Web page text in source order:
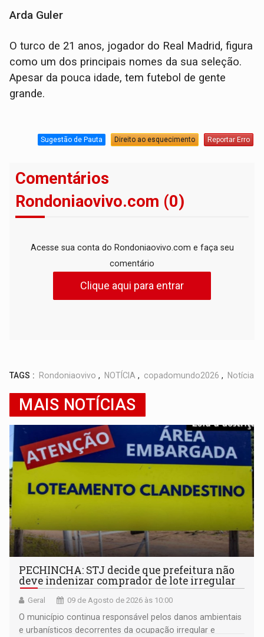
Arda Guler
O turco de 21 anos, jogador do Real Madrid, figura
como um dos principais nomes da sua seleção.
Apesar da pouca idade, tem futebol de gente
grande.
Sugestão de Pauta Direito ao esquecimento Reportar Erro
Comentários
Rondoniaovivo.com (0)
Acesse sua conta do Rondoniaovivo.com e faça seu
comentário
Clique aqui para entrar
TAGS : Rondoniaovivo , NOTÍCIA , copadomundo2026 , Notícia
MAIS NOTÍCIAS
PECHINCHA: STJ decide que prefeitura não
deve indenizar comprador de lote irregular
Geral 09 de Agosto de 2026 às 10:00
O município continua responsável pelos danos ambientais
e urbanísticos decorrentes da ocupação irregular e